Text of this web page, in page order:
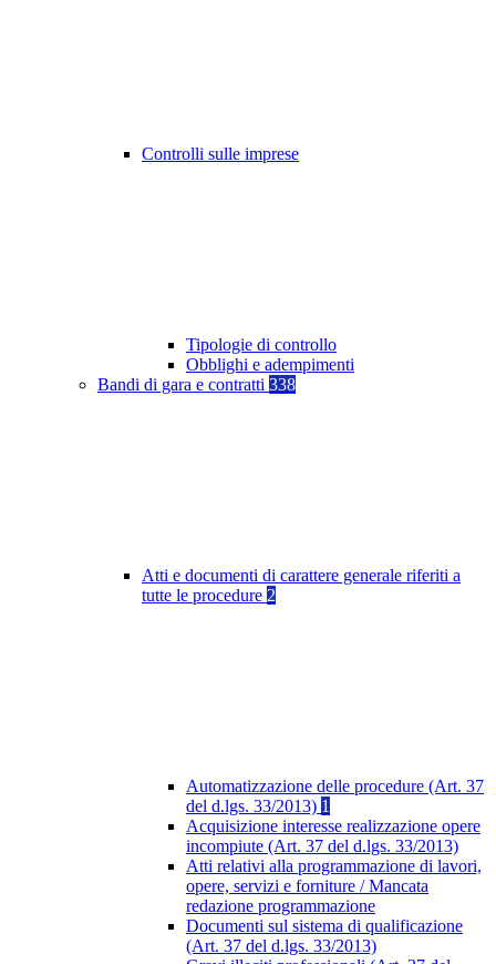
Controlli sulle imprese
Tipologie di controllo
Obblighi e adempimenti
Bandi di gara e contratti 338
Atti e documenti di carattere generale riferiti a
tutte le procedure 2
Automatizzazione delle procedure (Art. 37
del d.lgs. 33/2013) 1
Acquisizione interesse realizzazione opere
incompiute (Art. 37 del d.lgs. 33/2013)
Atti relativi alla programmazione di lavori,
opere, servizi e forniture / Mancata
redazione programmazione
Documenti sul sistema di qualificazione
(Art. 37 del d.lgs. 33/2013)